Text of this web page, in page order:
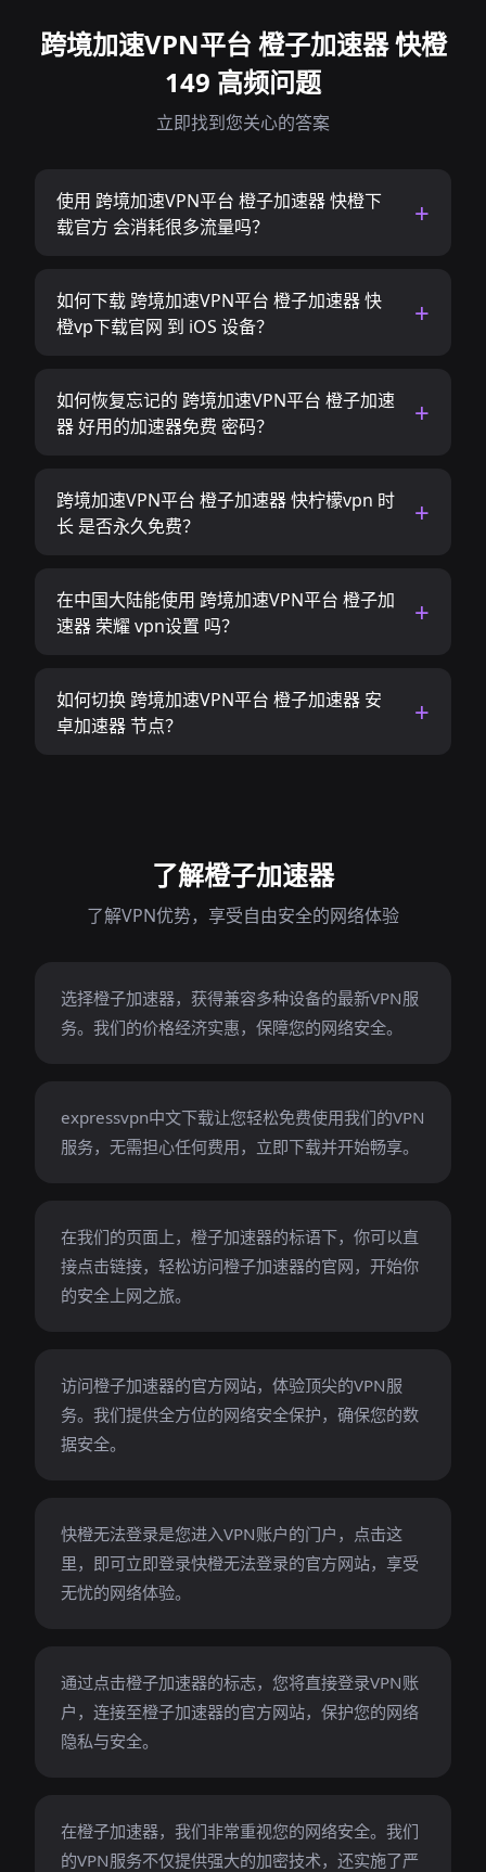
跨境加速VPN平台 橙子加速器 快橙
149 高频问题
立即找到您关心的答案
使用 跨境加速VPN平台 橙子加速器 快橙下
载官方 会消耗很多流量吗？
如何下载 跨境加速VPN平台 橙子加速器 快
橙vp下载官网 到 iOS 设备？
如何恢复忘记的 跨境加速VPN平台 橙子加速
器 好用的加速器免费 密码？
跨境加速VPN平台 橙子加速器 快柠檬vpn 时
长 是否永久免费？
在中国大陆能使用 跨境加速VPN平台 橙子加
速器 荣耀 vpn设置 吗？
如何切换 跨境加速VPN平台 橙子加速器 安
卓加速器 节点？
了解橙子加速器
了解VPN优势，享受自由安全的网络体验
选择橙子加速器，获得兼容多种设备的最新VPN服
务。我们的价格经济实惠，保障您的网络安全。
expressvpn中文下载让您轻松免费使用我们的VPN
服务，无需担心任何费用，立即下载并开始畅享。
在我们的页面上，橙子加速器的标语下，你可以直
接点击链接，轻松访问橙子加速器的官网，开始你
的安全上网之旅。
访问橙子加速器的官方网站，体验顶尖的VPN服
务。我们提供全方位的网络安全保护，确保您的数
据安全。
快橙无法登录是您进入VPN账户的门户，点击这
里，即可立即登录快橙无法登录的官方网站，享受
无忧的网络体验。
通过点击橙子加速器的标志，您将直接登录VPN账
户，连接至橙子加速器的官方网站，保护您的网络
隐私与安全。
在橙子加速器，我们非常重视您的网络安全。我们
的VPN服务不仅提供强大的加密技术，还实施了严